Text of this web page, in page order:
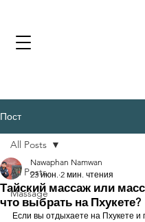
Пост
All Posts
Massage
All Posts
Тайский массаж или
что выбрать на Пхукете?
Nawaphan Namwan
23 июн. 2 мин. чтения
Если вы отдыхаете на Пхукете и